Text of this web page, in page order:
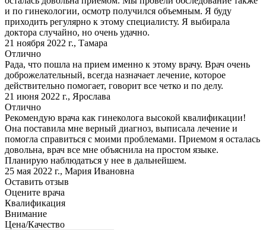
и по гинекологии, осмотр получился объемным. Я буду
приходить регулярно к этому специалисту. Я выбирала
доктора случайно, но очень удачно.
21 ноября 2022 г., Тамара
Отлично
Рада, что пошла на прием именно к этому врачу. Врач очень
доброжелательный, всегда назначает лечение, которое
действительно помогает, говорит все четко и по делу.
21 июня 2022 г., Ярослава
Отлично
Рекомендую врача как гинеколога высокой квалификации!
Она поставила мне верный диагноз, выписала лечение и
помогла справиться с моими проблемами. Приемом я осталась
довольна, врач все мне объяснила на простом языке.
Планирую наблюдаться у нее в дальнейшем.
25 мая 2022 г., Мария Ивановна
Оставить отзыв
Оцените врача
Квалификация
Внимание
Цена/Качество